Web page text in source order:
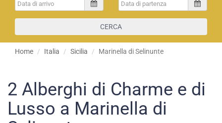
CERCA
Home Italia Sicilia Marinella di Selinunte
2 Alberghi di Charme e di
Lusso a Marinella di